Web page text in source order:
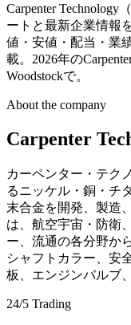
Carpenter Technology
ートと最新企業情報
値・安値・配当・業
載。2026年の
Woodstockで。
About the company
Carpenter
カーペンター・テク
るニッケル・銅・チ
末合金を開発、製造
は、航空宇宙・防衛
ー、流通の各分野か
シャフトカラー、安
板、エンジンバルブ
24/5 Trading